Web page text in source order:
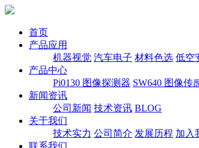
首页
产品应用
机器视觉 汽车电子 材料色选 低空
产品中心
Pi0130 图像探测器 SW640 图像传
新闻资讯
公司新闻 技术资讯 BLOG
关于我们
技术实力 公司简介 发展历程 加入
联系我们